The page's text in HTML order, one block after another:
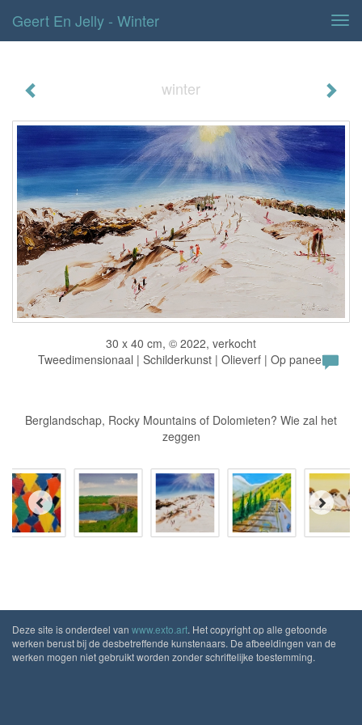
Geert En Jelly - Winter
winter
30 x 40 cm, © 2022, verkocht
Tweedimensionaal | Schilderkunst | Olieverf | Op paneel
Berglandschap, Rocky Mountains of Dolomieten? Wie zal het
zeggen
Deze site is onderdeel van www.exto.art. Het copyright op alle getoonde
werken berust bij de desbetreffende kunstenaars. De afbeeldingen van de
werken mogen niet gebruikt worden zonder schriftelijke toestemming.